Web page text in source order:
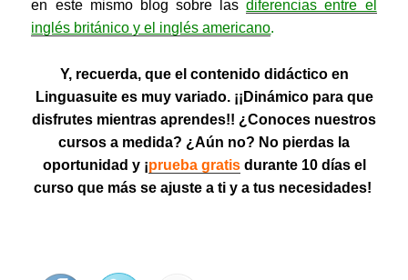
en este mismo blog sobre lasdiferencias entre el
inglés británico y el inglés americano.
Y, recuerda, que el contenido didáctico en
Linguasuite es muy variado. ¡¡Dinámico para que
disfrutes mientras aprendes!! ¿Conoces nuestros
cursos a medida? ¿Aún no? No pierdas la
oportunidad y ¡prueba gratisdurante 10 días el
curso que más se ajuste a ti y a tus necesidades!